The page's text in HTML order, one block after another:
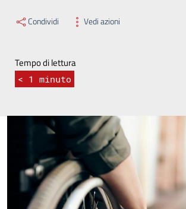
Condividi Vedi azioni
Tempo di lettura
< 1 minuto